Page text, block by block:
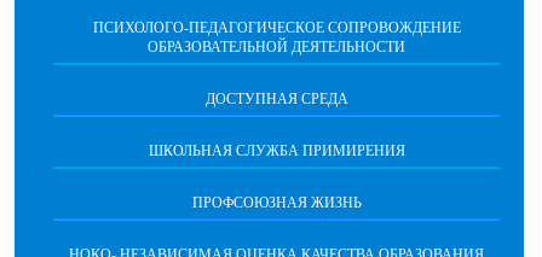
ПCИХОЛОГО-ПЕДАГОГИЧЕСКОЕ СОПРОВОЖДЕНИЕ
ОБРАЗОВАТЕЛЬНОЙ ДЕЯТЕЛЬНОСТИ
ДОСТУПНАЯ СРЕДА
ШКОЛЬНАЯ СЛУЖБА ПРИМИРЕНИЯ
ПРОФСОЮЗНАЯ ЖИЗНЬ